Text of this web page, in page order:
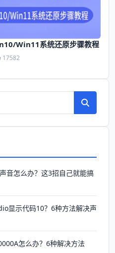
Win11系统还原步骤教程
17582
音怎么办？这3招自己就能搞
显示代码10？6种方法解决声
怎么办？6种解决方法